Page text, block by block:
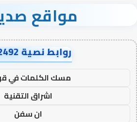
مواقع
روابط نصية AA2492
مسك الكلمات في
اشراق التقنية
ان سفن